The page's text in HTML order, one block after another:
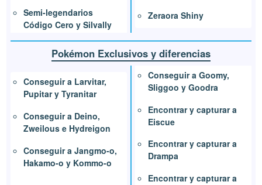
Semi-legendarios
Código Cero y Silvally
Zeraora Shiny
Pokémon Exclusivos y diferencias
Conseguir a Larvitar,
Pupitar y Tyranitar
Conseguir a Deino,
Zweilous e Hydreigon
Conseguir a Jangmo-o,
Hakamo-o y Kommo-o
Conseguir a Goomy,
Sliggoo y Goodra
Encontrar y capturar a
Eiscue
Encontrar y capturar a
Drampa
Encontrar y capturar a